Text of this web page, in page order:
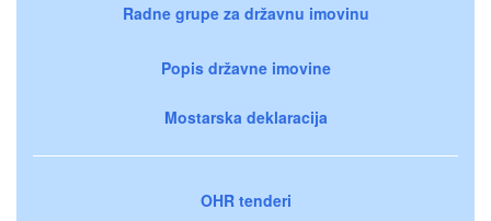
Radne grupe za državnu imovinu
Popis državne imovine
Mostarska deklaracija
OHR tenderi